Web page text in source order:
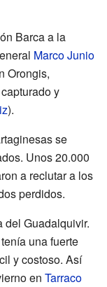
Barca a la
Marco Junio
Orongis,
y
).
se
Unos 20.000
a reclutar a los
perdidos.
del Guadalquivir.
una fuerte
y costoso. Así
en Tarraco